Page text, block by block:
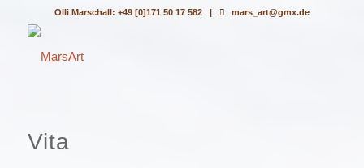
Olli Marschall: +49 [0]171 50 17 582 | mars_art@gmx.de
Vita